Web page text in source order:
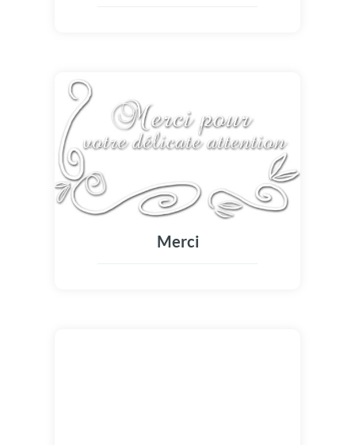
Merci